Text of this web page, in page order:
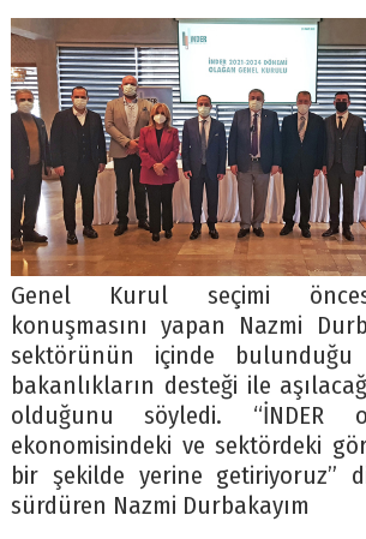
Genel Kurul seçimi
konuşmasını yapan Nazmi
sektörünün içinde
bakanlıkların desteği ile
olduğunu söyledi. “İNDER
ekonomisindeki ve sektördeki
bir şekilde yerine getiriyoruz”
sürdüren Nazmi Durbakayım